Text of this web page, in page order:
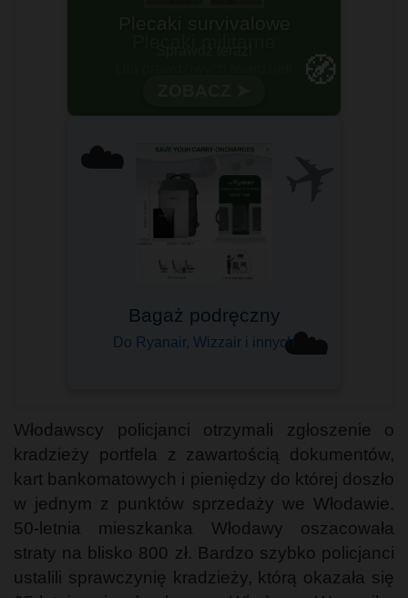
🧭
☁️
☁️
Bagaż podręczny
Do Ryanair, Wizzair i innych
Włodawscy policjanci otrzymali zgłoszenie o
kradzieży portfela z zawartością dokumentów,
kart bankomatowych i pieniędzy do której doszło
w jednym z punktów sprzedaży we Włodawie.
50-letnia mieszkanka Włodawy oszacowała
straty na blisko 800 zł. Bardzo szybko policjanci
ustalili sprawczynię kradzieży, którą okazała się